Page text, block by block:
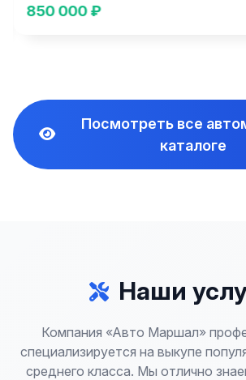
850 000 ₽
Посмотреть все
каталоге
Наши
Компания «Авто Маршал»
специализируется на выкупе
среднего класса. Мы отлично